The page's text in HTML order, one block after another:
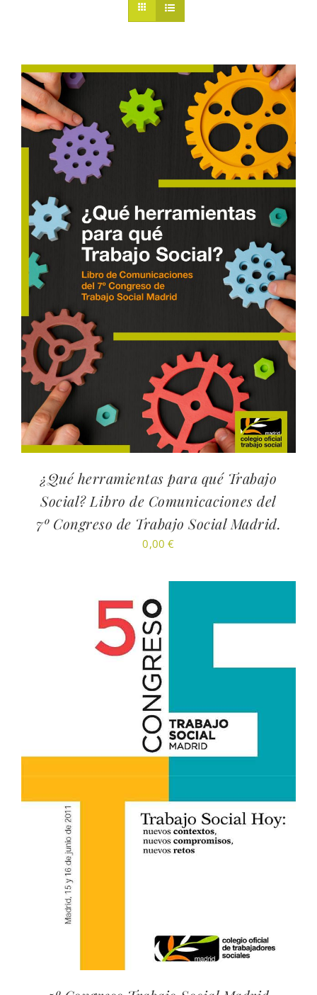
Web Colegio
¿Qué herramientas para qué Trabajo
Social? Libro de Comunicaciones del
7º Congreso de Trabajo Social Madrid.
0,00€